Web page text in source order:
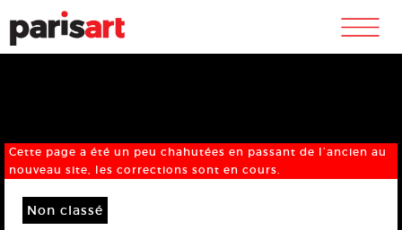
m
Cette page a été un peu chahutées en passant de l’ancien au
nouveau site, les corrections sont en cours.
Non classé